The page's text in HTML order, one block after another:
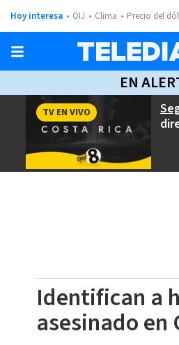
Hoy interesa OIJ Clima Precio del
EN
TV EN VIVO
Identifican a
asesinado en